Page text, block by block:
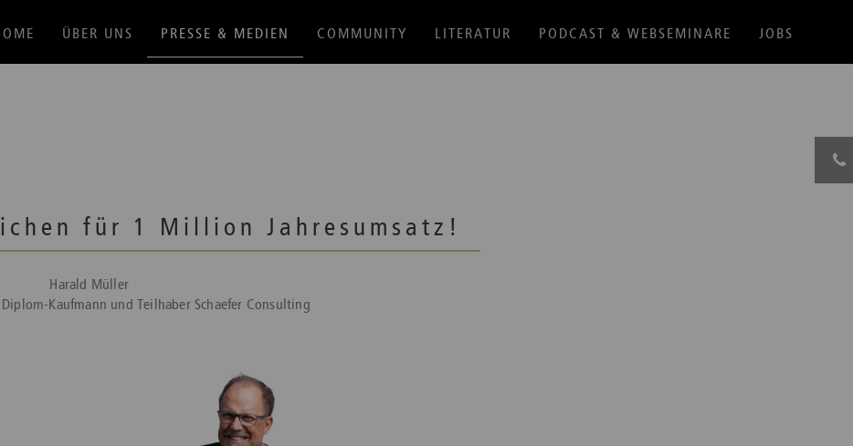
ÜBER UNS PRESSE & MEDIEN COMMUNITY LITERATUR PODCAST & WEBSEMINARE JOBS
für 1 Million Jahresumsatz!
Harald Müller
Kaufmann und Teilhaber Schaefer Consulting